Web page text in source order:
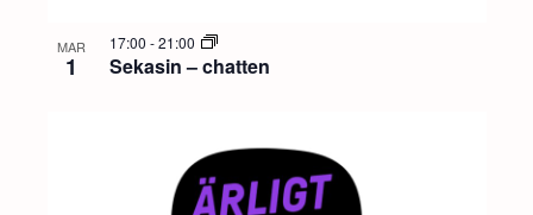
MAR
1 Sekasin – chatten
17:00 -21:00